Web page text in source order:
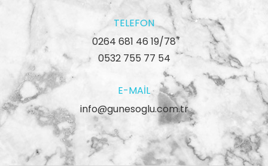
TELEFON
0264 681 46 19/78
0532 755 77 54
E-MAIL
info@gunesoglu.com.tr